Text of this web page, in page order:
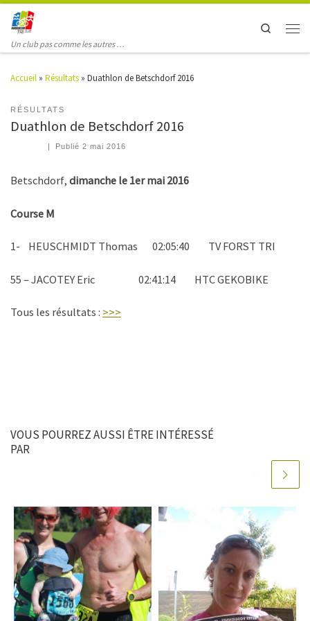
Un club pas comme les autres …
Search
Accueil » Résultats » Duathlon de Betschdorf 2016
RÉSULTATS
Duathlon de Betschdorf 2016
| Publié2 mai 2016
Betschdorf, dimanche le 1er mai 2016
Course M
1- HEUSCHMIDT Thomas 02:05:40 TV FORST TRI
55 – JACOTEY Eric 02:41:14 HTC GEKOBIKE
Tous les résultats : >>>
VOUS POURREZ AUSSI ÊTRE INTÉRESSÉ
PAR